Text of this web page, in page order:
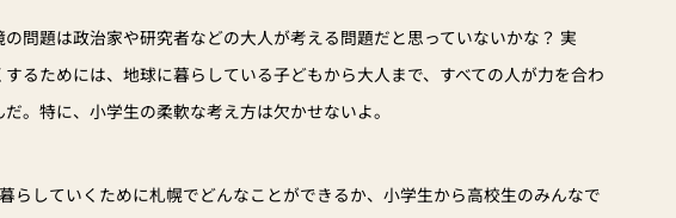
問題は政治家や研究者などの大人が考える問題だと思っていないかな？ 実
るためには、地球に暮らしている子どもから大人まで、すべての人が力を合わ
。特に、小学生の柔軟な考え方は欠かせないよ。
らしていくために札幌でどんなことができるか、小学生から高校生のみんなで